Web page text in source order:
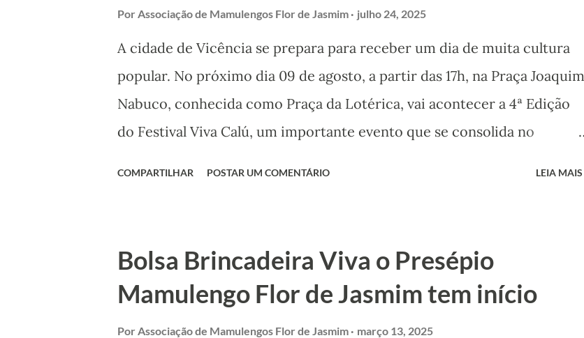
Pernambuco. Viva ao Presépio Flor de Jasmim! Viva ao Mamulengo ! Viva
ao Mestre Calú !
Por Associação de Mamulengos Flor de Jasmim julho 24, 2025
A cidade de Vicência se prepara para receber um dia de muita cultura
popular. No próximo dia 09 de agosto, a partir das 17h, na Praça Joaquim
Nabuco, conhecida como Praça da Lotérica, vai acontecer a 4ª Edição
do Festival Viva Calú, um importante evento que se consolida no
Dona Zefinha, companheira do Mestre Calú que faleceu recentemente.
Também celebraremos os 80 anos de Calú. O evento acontecerá no
mesmo local que é realizado desde 2022, quando ocorreu a primeira
COMPARTILHAR POSTAR UM COMENTÁRIO LEIA MAIS
Bolsa Brincadeira Viva o Presépio
Mamulengo Flor de Jasmim tem início
Por Associação de Mamulengos Flor de Jasmim março 13, 2025